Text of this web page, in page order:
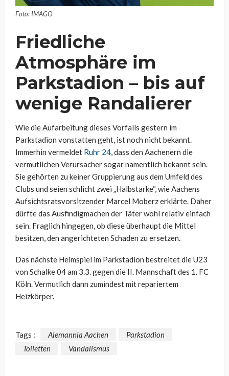
Foto: IMAGO
Friedliche
Atmosphäre im
Parkstadion – bis auf
wenige Randalierer
Wie die Aufarbeitung dieses Vorfalls gestern im
Parkstadion vonstatten geht, ist noch nicht bekannt.
Immerhin vermeldet Ruhr 24, dass den Aachenern die
vermutlichen Verursacher sogar namentlich bekannt sein.
Sie gehörten zu keiner Gruppierung aus dem Umfeld des
Clubs und seien schlicht zwei „Halbstarke“, wie Aachens
Aufsichtsratsvorsitzender Marcel Moberz erklärte. Daher
dürfte das Ausfindigmachen der Täter wohl relativ einfach
sein. Fraglich hingegen, ob diese überhaupt die Mittel
besitzen, den angerichteten Schaden zu ersetzen.
Das nächste Heimspiel im Parkstadion bestreitet die U23
von Schalke 04 am 3.3. gegen die II. Mannschaft des 1. FC
Köln. Vermutlich dann zumindest mit repariertem
Heizkörper.
Tags : Alemannia Aachen
Parkstadion
Toiletten
Vandalismus